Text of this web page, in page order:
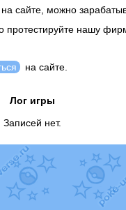
сайте, можно
протестируйте нашу
на сайте.
Лог игры
Записей нет.